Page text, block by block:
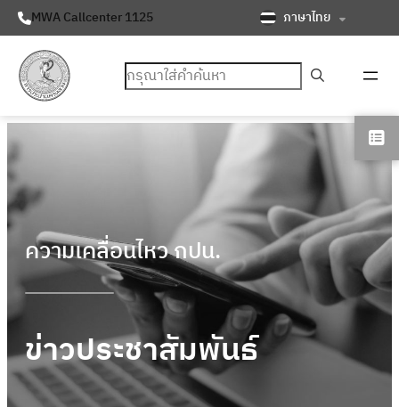
MWA Callcenter 1125 ภาษาไทย
ค้นหา
ความเคลื่อนไหว กปน.
ข่าวประชาสัมพันธ์